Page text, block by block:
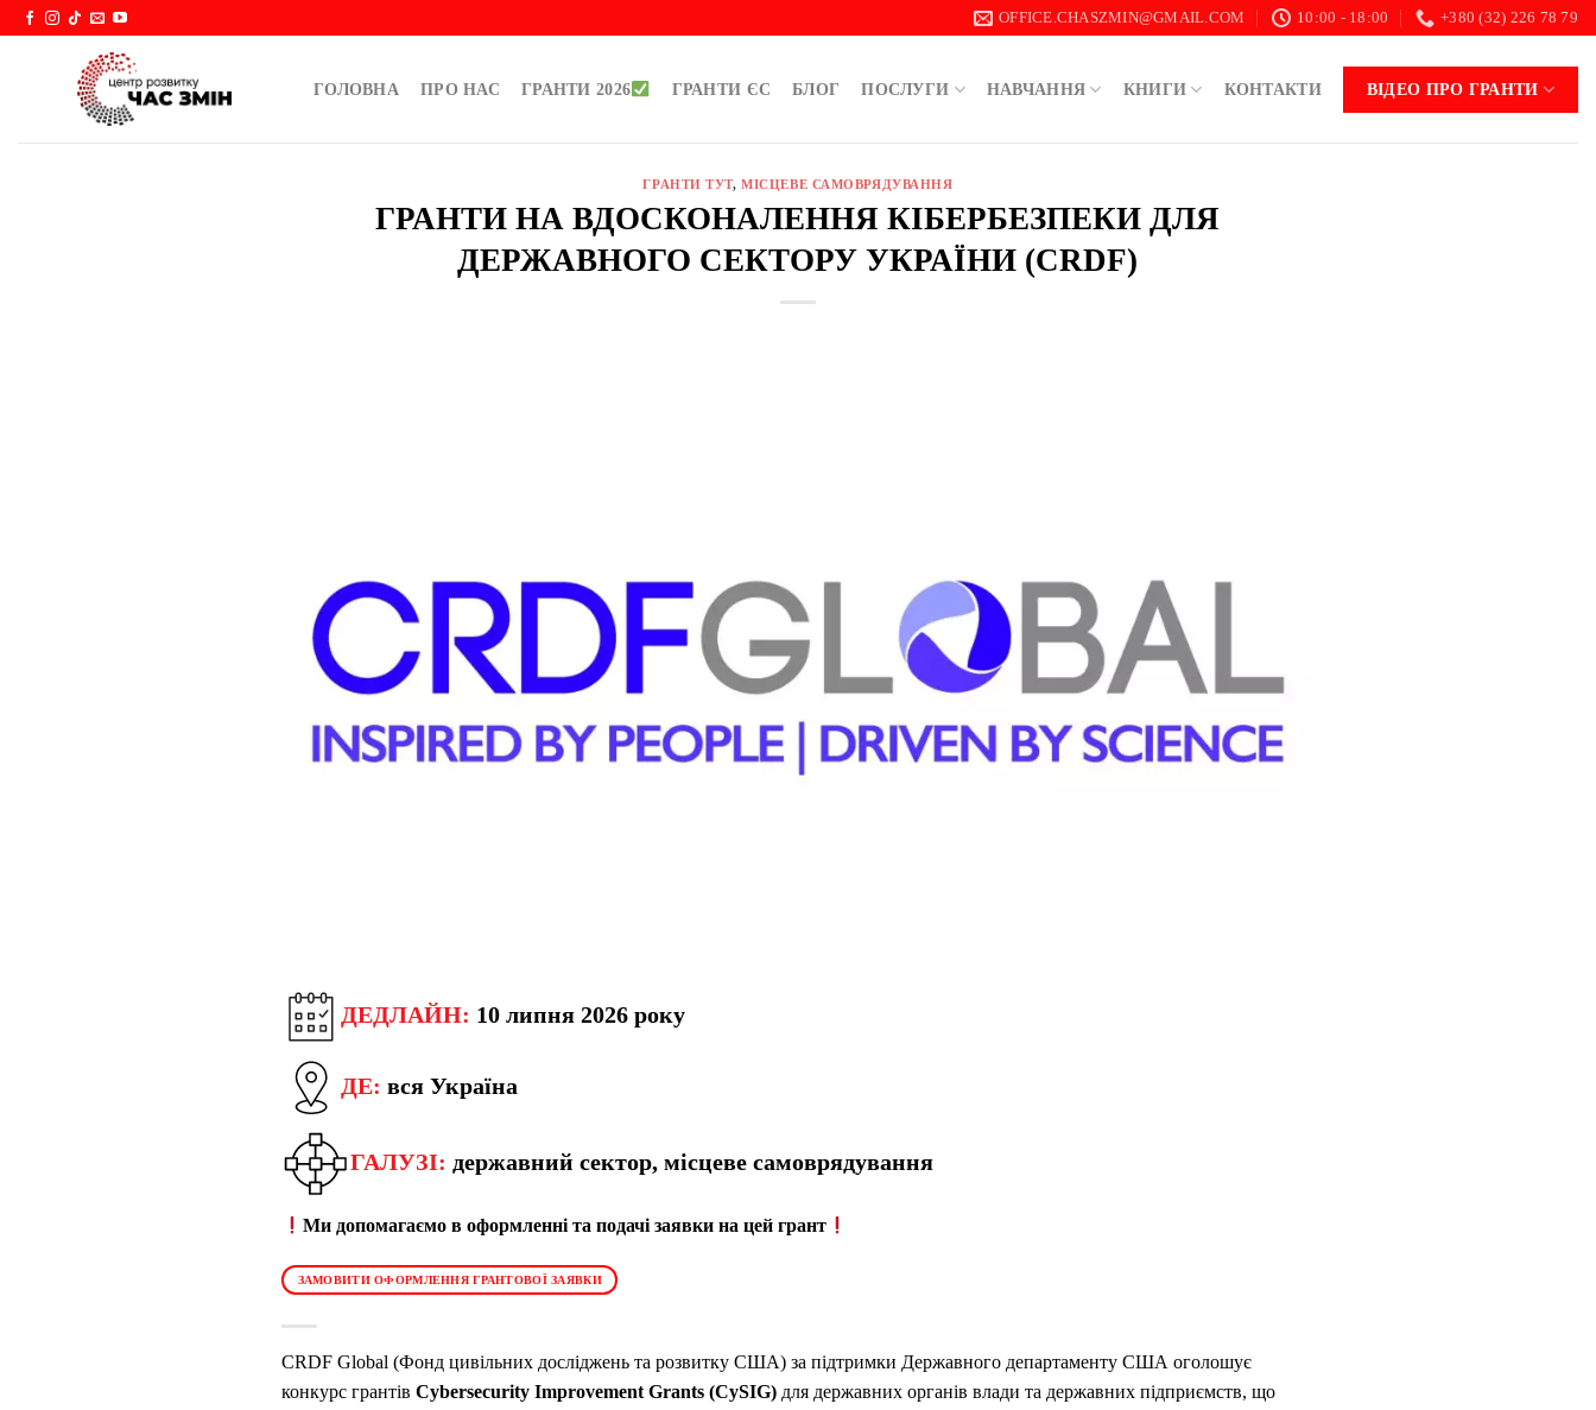
Skip
OFFICE.CHASZMIN@GMAIL.COM 10:00 - 18:00 +380 (32) 226 78 79
ГОЛОВНА ПРО НАС ГРАНТИ 2026 ГРАНТИ ЄС БЛОГ ПОСЛУГИ НАВЧАННЯ КНИГИ КОНТАКТИ ВІДЕО ПРО ГРАНТИ
ГРАНТИ ТУТ,МІСЦЕВЕ САМОВРЯДУВАННЯ
ГРАНТИ НА ВДОСКОНАЛЕННЯ КІБЕРБЕЗПЕКИ ДЛЯ
ДЕРЖАВНОГО СЕКТОРУ УКРАЇНИ (CRDF)
ДЕДЛАЙН: 10 липня 2026 року
ДЕ: вся Україна
ГАЛУЗІ: державний сектор, місцеве самоврядування
Ми допомагаємо в оформленні та подачі заявки на цей грант
ЗАМОВИТИ ОФОРМЛЕННЯ ГРАНТОВОЇ ЗАЯВКИ
CRDF Global (Фонд цивільних досліджень та розвитку США) за підтримки Державного департаменту США оголошує
конкурс грантів Cybersecurity ImprovementGrants (CySIG) для державних органів влади та державних підприємств, що